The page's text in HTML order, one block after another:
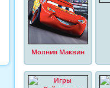
Молния Маквин